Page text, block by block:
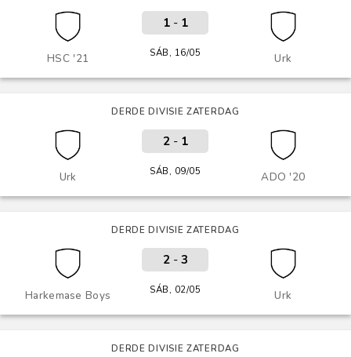
HSC '21 Urk
1- 1
SÁB, 16/05
DERDE DIVISIE ZATERDAG
Urk ADO '20
2- 1
SÁB, 09/05
DERDE DIVISIE ZATERDAG
Harkemase Boys Urk
2- 3
SÁB, 02/05
DERDE DIVISIE ZATERDAG